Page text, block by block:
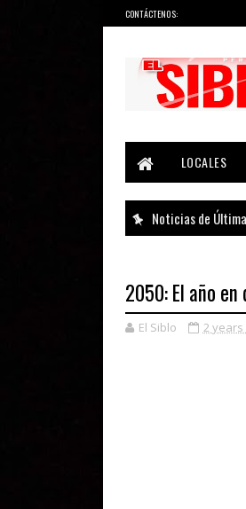
CONTÁCTENOS:
LOCALES
Noticias de
2050: El año
El Siblo 2 years